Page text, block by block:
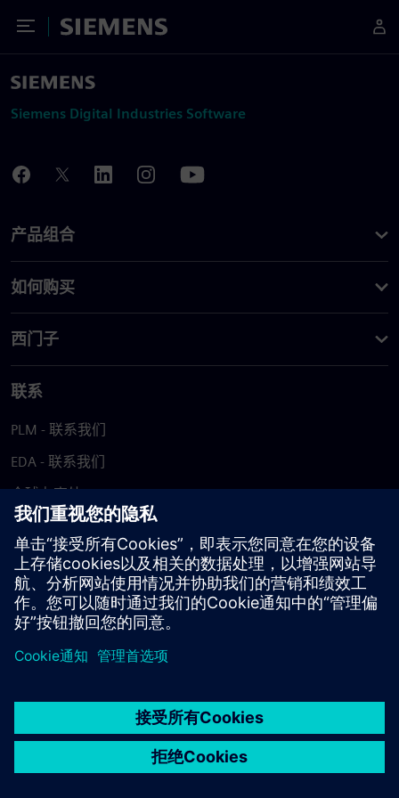
Toggle Menu
Siemens
Siemens Digital Industries Software
产品组合
如何购买
西门子
联系
PLM - 联系我们
EDA - 联系我们
全球办事处
支持中心
提供反馈
报告盗版行为
© Siemens2026